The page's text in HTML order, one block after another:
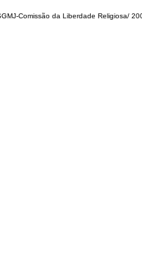
Comissão da Liberdade Religiosa/